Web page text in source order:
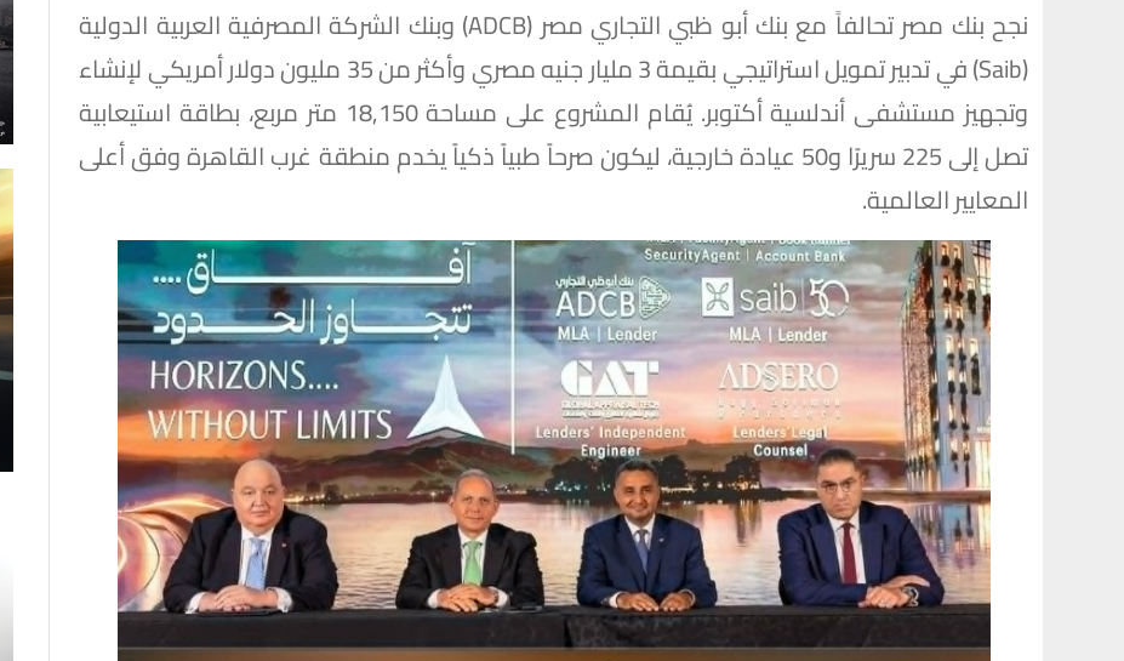
نجح بنك مصر تحالفاََ مع بنك أبو ظبي التجاري مصر (ADCB) وبنك الشركة المصرفية العربية الدولية
(Saib) في تدبير تمويل استراتيجي بقيمة 3 مليار جنيه مصري وأكثر من 35 مليون دولار أمريكي لإنشاء
وتجهيز مستشفى أندلسية أكتوبر. يُقام المشروع على مساحة 18,150 متر مربع، بطاقة استيعابية
تصل إلى 225 سريرًا و50 عيادة خارجية، ليكون صرحاً طبياً ذكياً يخدم منطقة غرب القاهرة وفق أعلى
المعايير العالمية.